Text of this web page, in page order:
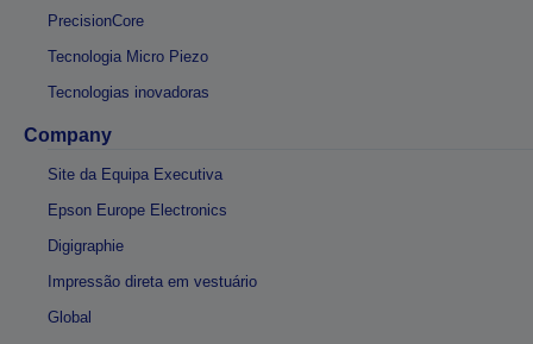
PrecisionCore
Tecnologia Micro Piezo
Tecnologias inovadoras
Company
Site da Equipa Executiva
Epson Europe Electronics
Digigraphie
Impressão direta em vestuário
Global